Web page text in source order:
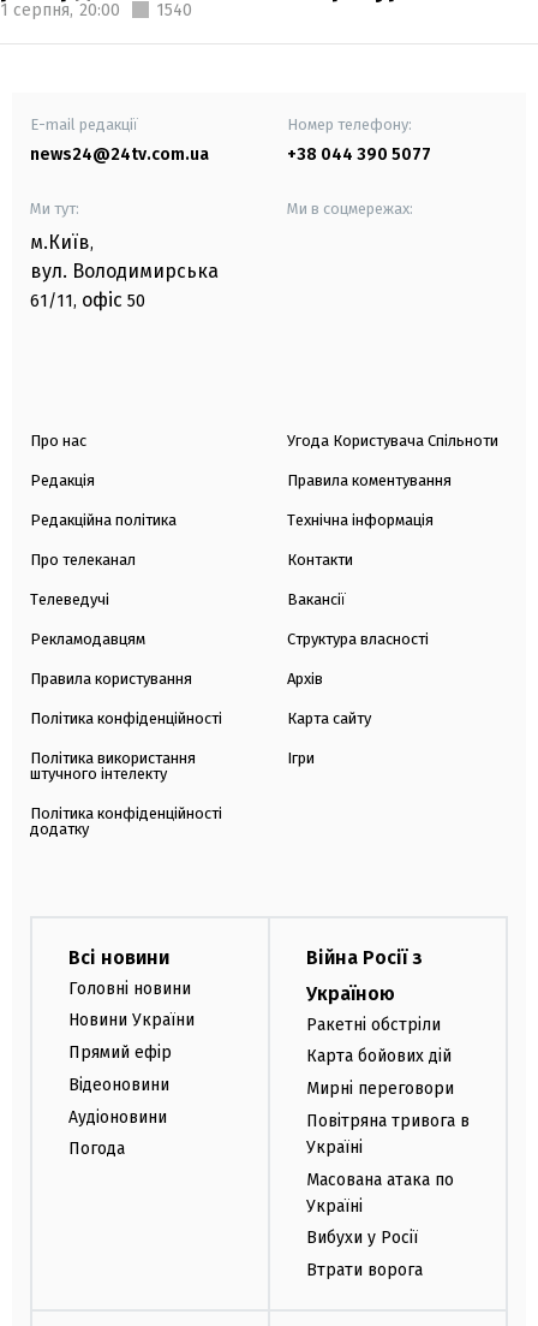
1 серпня, 20:00 1540
E-mail редакції
news24@24tv.com.ua
Номер телефону:
+38 044 390 5077
Ми тут:
м.Київ,
вул. Володимирська
61/11, офіс 50
Ми в соцмережах:
Про нас
Редакція
Редакційна політика
Про телеканал
Телеведучі
Рекламодавцям
Правила користування
Політика конфіденційності
Політика використання
штучного інтелекту
Політика конфіденційності
додатку
Угода Користувача Спільноти
Правила коментування
Технічна інформація
Контакти
Вакансії
Структура власності
Архів
Карта сайту
Ігри
Всі новини
Головні новини
Новини України
Прямий ефір
Відеоновини
Аудіоновини
Погода
Війна Росії з
Україною
Ракетні обстріли
Карта бойових дій
Мирні переговори
Повітряна тривога в
Україні
Масована атака по
Україні
Вибухи у Росії
Втрати ворога